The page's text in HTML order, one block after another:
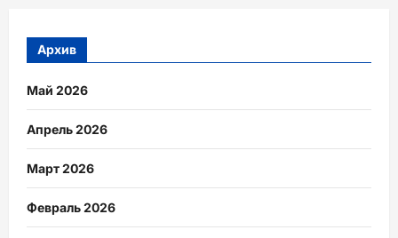
Архив
Май 2026
Апрель 2026
Март 2026
Февраль 2026